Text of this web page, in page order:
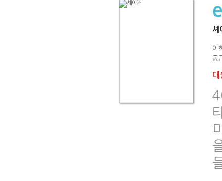
셰
이
공
대